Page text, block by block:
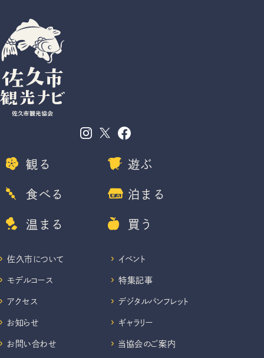
観る 遊ぶ
食べる 泊まる
温まる 買う
佐久市について イベント
モデルコース 特集記事
アクセス デジタルパンフレット
お知らせ ギャラリー
お問い合わせ 当協会のご案内